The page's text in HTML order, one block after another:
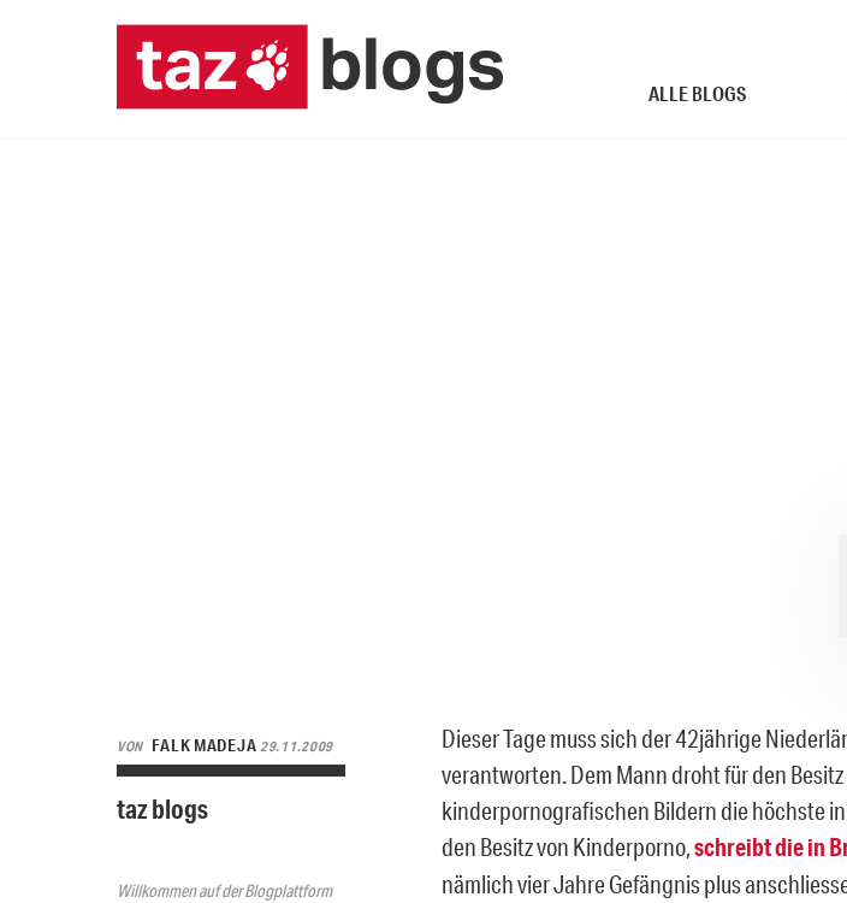
ALLE BLOGS
VON FALK MADEJA29.11.2009
taz blogs
Willkommen auf der Blogplattform
Dieser Tage muss sich der 42jährige
verantworten. Dem Mann droht für den
kinderpornografischen Bildern die höchste
den Besitz von Kinderporno,schreibt die in
nämlich vier Jahre Gefängnis plus